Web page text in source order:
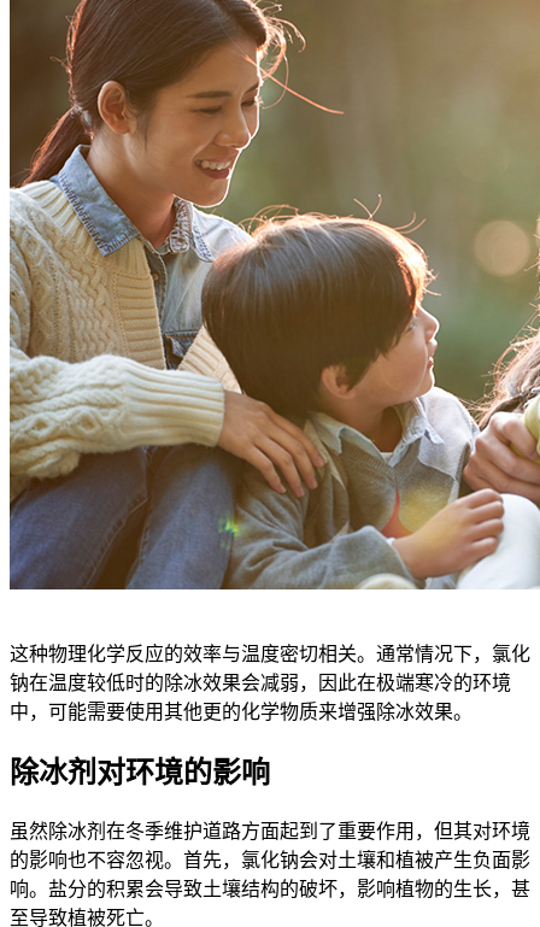
这种物理化学反应的效率与温度密切相关。通常情况下，氯化
钠在温度较低时的除冰效果会减弱，因此在极端寒冷的环境
中，可能需要使用其他更的化学物质来增强除冰效果。
除冰剂对环境的影响
虽然除冰剂在冬季维护道路方面起到了重要作用，但其对环境
的影响也不容忽视。首先，氯化钠会对土壤和植被产生负面影
响。盐分的积累会导致土壤结构的破坏，影响植物的生长，甚
至导致植被死亡。